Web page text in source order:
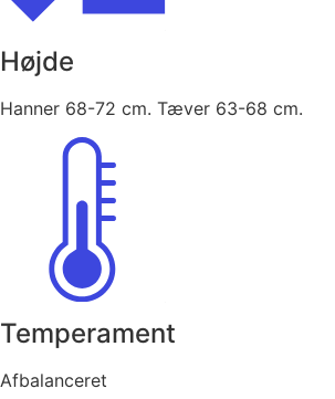
Højde
Hanner 68-72 cm. Tæver 63-68 cm.
Temperament
Afbalanceret